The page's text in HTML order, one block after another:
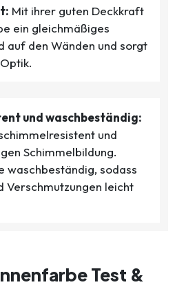
Mit ihrer guten Deckkraft
ein gleichmäßiges
auf den Wänden und sorgt
und waschbeständig:
und
Schimmelbildung.
waschbeständig, sodass
Verschmutzungen leicht
Test &